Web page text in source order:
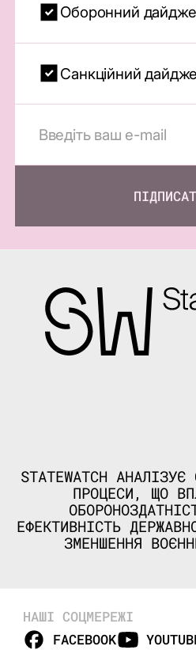
Оборонний
Санкційний
STATEWATCH
ПРОЦЕСИ, ЩО
ЕФЕКТИВНІСТЬ
ЗМЕНШЕННЯ
НАШІ СОЦМЕРЕЖІ
FACEBOOK